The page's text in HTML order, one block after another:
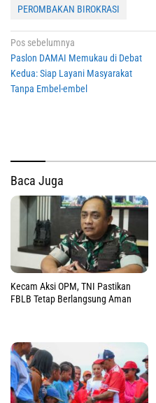
PEROMBAKAN BIROKRASI
Navigasi
pos
Pos sebelumnya
Paslon DAMAI Memukau di Debat
Kedua: Siap Layani Masyarakat
Tanpa Embel-embel
Baca Juga
Kecam Aksi OPM, TNI Pastikan
FBLB Tetap Berlangsung Aman